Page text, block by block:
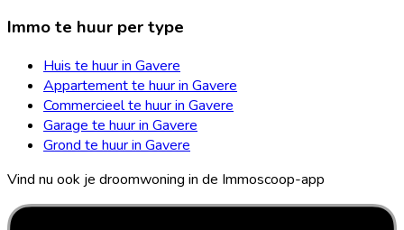
Immo te huur per type
Huis te huur in Gavere
Appartement te huur in Gavere
Commercieel te huur in Gavere
Garage te huur in Gavere
Grond te huur in Gavere
Vind nu ook je droomwoning in de Immoscoop-app